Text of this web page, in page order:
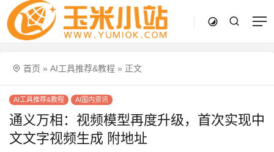
首页 » AI工具推荐&教程 » 正文
AI工具推荐&教程 AI国内资讯
通义万相：视频模型再度升级，首次实现中
文文字视频生成 附地址